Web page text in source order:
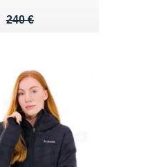
240 €
de 240 €
120 €